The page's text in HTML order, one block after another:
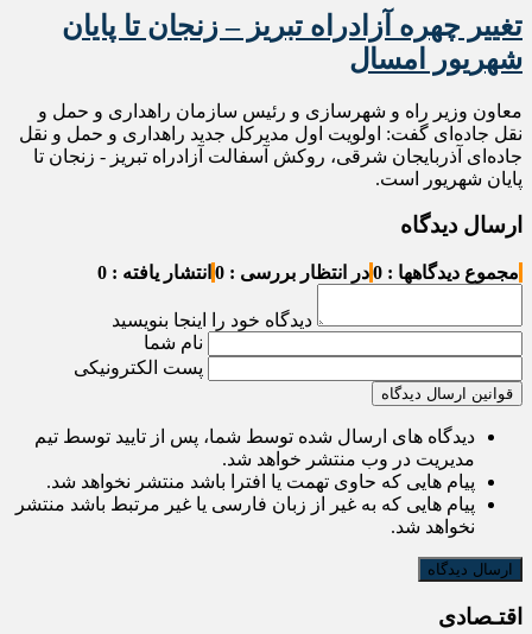
تغییر چهره آزادراه تبریز – زنجان تا پایان
شهریور امسال
معاون وزیر راه و شهرسازی و رئیس سازمان راهداری و حمل و
نقل جاده‌ای گفت: اولویت اول مدیرکل جدید راهداری و حمل و نقل
جاده‌ای آذربایجان شرقی، روکش آسفالت آزادراه تبریز - زنجان تا
پایان شهریور است.
ارسال دیدگاه
مجموع دیدگاهها : 0 در انتظار بررسی : 0 انتشار یافته : 0
دیدگاه خود را اینجا بنویسید
نام شما
پست الکترونیکی
قوانین ارسال دیدگاه
دیدگاه های ارسال شده توسط شما، پس از تایید توسط تیم
مدیریت در وب منتشر خواهد شد.
پیام هایی که حاوی تهمت یا افترا باشد منتشر نخواهد شد.
پیام هایی که به غیر از زبان فارسی یا غیر مرتبط باشد منتشر
نخواهد شد.
اقتـصادی